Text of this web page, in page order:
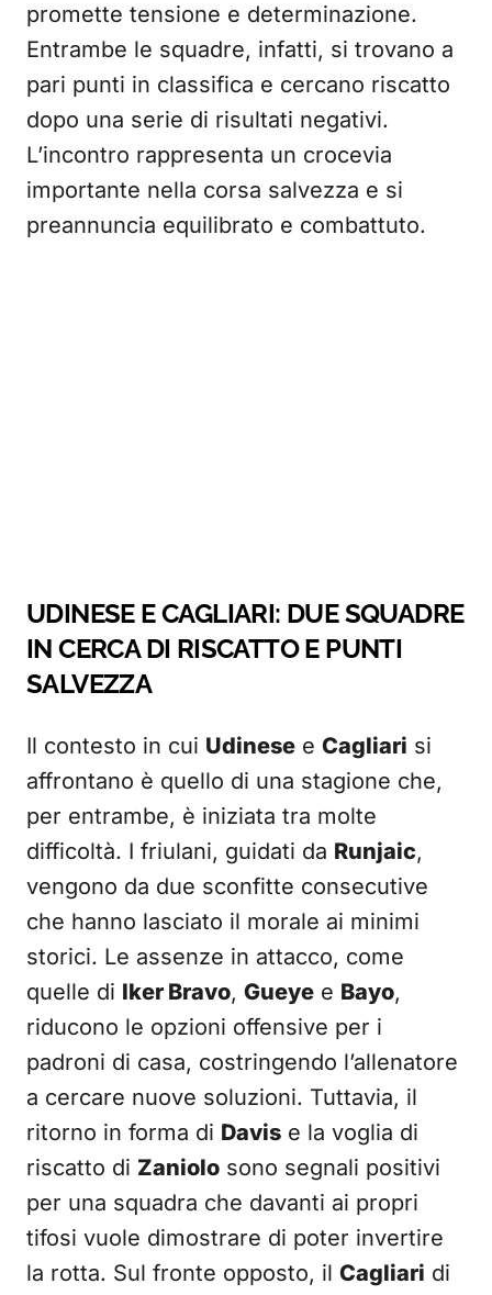
promette tensione e determinazione.
Entrambe le squadre, infatti, si trovano a
pari punti in classifica e cercano riscatto
dopo una serie di risultati negativi.
L’incontro rappresenta un crocevia
importante nella corsa salvezza e si
preannuncia equilibrato e combattuto.
UDINESE E CAGLIARI: DUE SQUADRE
IN CERCA DI RISCATTO E PUNTI
SALVEZZA
Il contesto in cui Udinese e Cagliari si
affrontano è quello di una stagione che,
per entrambe, è iniziata tra molte
difficoltà. I friulani, guidati da Runjaic,
vengono da due sconfitte consecutive
che hanno lasciato il morale ai minimi
storici. Le assenze in attacco, come
quelle di Iker Bravo, Gueye e Bayo,
riducono le opzioni offensive per i
padroni di casa, costringendo l’allenatore
a cercare nuove soluzioni. Tuttavia, il
ritorno in forma di Davis e la voglia di
riscatto di Zaniolo sono segnali positivi
per una squadra che davanti ai propri
tifosi vuole dimostrare di poter invertire
la rotta. Sul fronte opposto, il Cagliari di